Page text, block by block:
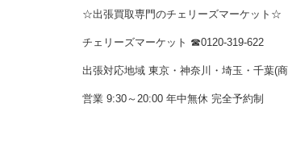
☆出張買取専門のチェリーズマーケット☆
チェリーズマーケット ☎︎0120-319-622
出張対応地域 東京・神奈川・埼玉・千葉(
営業 9:30～20:00 年中無休 完全予約制